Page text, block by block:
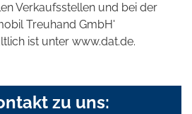
Verkaufsstellen und bei der
Treuhand GmbH'
ist unter www.dat.de.
zu uns: